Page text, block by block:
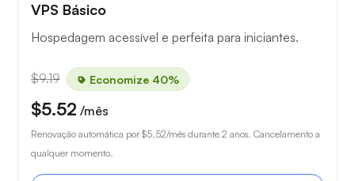
VPS Básico
Hospedagem acessível e perfeita para iniciantes.
$9.19 Economize 40%
$5.52 /mês
Renovação automática por $5.52/mês durante 2 anos. Cancelamento a
qualquer momento.